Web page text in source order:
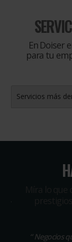
En Doiser
para tu
Servicios más
“Negocios